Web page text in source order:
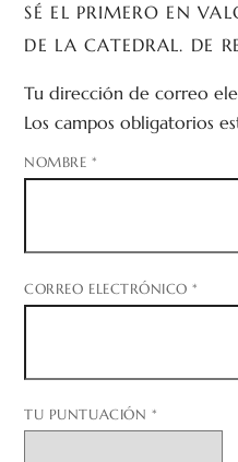
SÉ EL PRIMERO EN
DE LA CATEDRAL. DE
Tu dirección de correo
Los campos obligatorios
NOMBRE *
CORREO ELECTRÓNICO*
TU PUNTUACIÓN *